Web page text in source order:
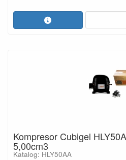
Kompresor Cubigel
5,00cm3
Katalog: HLY50AA